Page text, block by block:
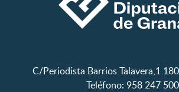
C/Periodista Barrios Talavera,1
Teléfono: 958 247 500